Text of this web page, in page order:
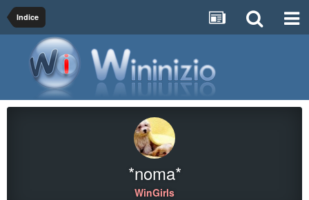
Indice
*noma*
WinGirls